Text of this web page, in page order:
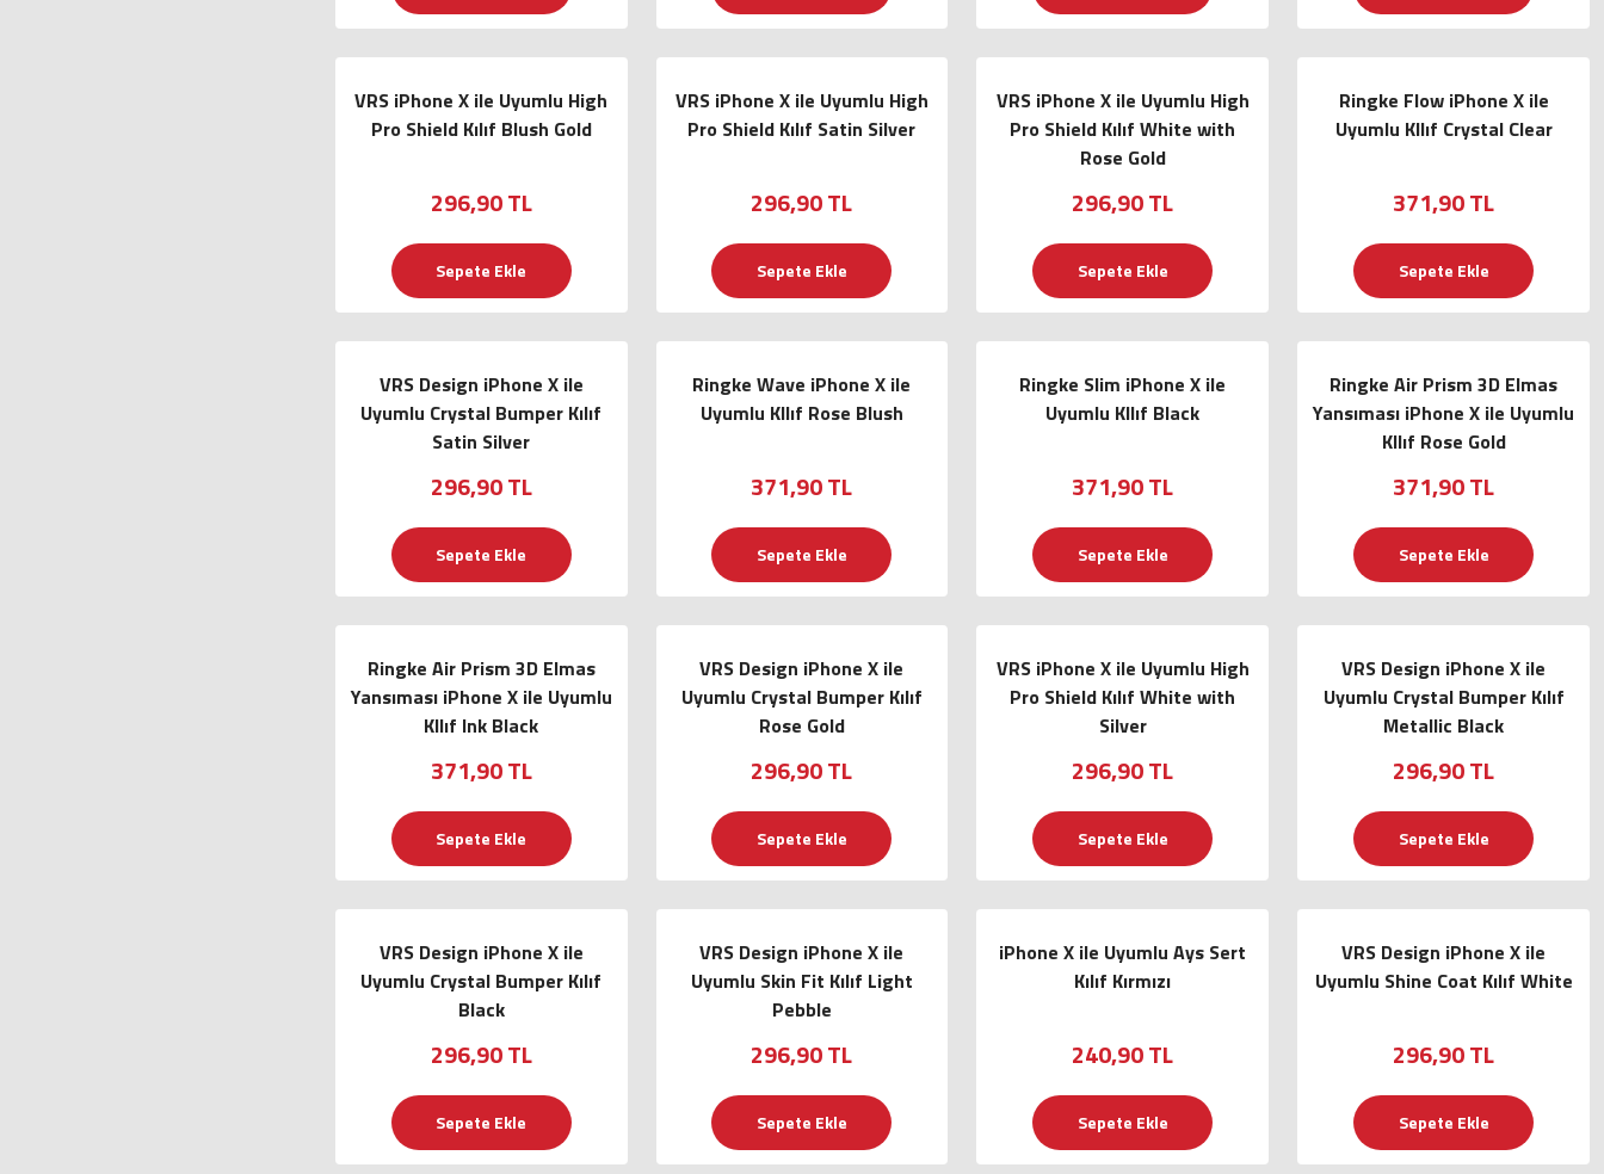
VRS iPhone X ile Uyumlu High
Pro Shield Kılıf Blush Gold
296,90 TL
Sepete Ekle
VRS iPhone X ile Uyumlu High
Pro Shield Kılıf Satin Silver
296,90 TL
Sepete Ekle
VRS iPhone X ile Uyumlu High
Pro Shield Kılıf White with
Rose Gold
296,90 TL
Sepete Ekle
Ringke Flow iPhone X ile
Uyumlu KIlıf Crystal Clear
371,90 TL
Sepete Ekle
VRS Design iPhone X ile
Uyumlu Crystal Bumper Kılıf
Satin Silver
296,90 TL
Sepete Ekle
Ringke Wave iPhone X ile
Uyumlu KIlıf Rose Blush
371,90 TL
Sepete Ekle
Ringke Slim iPhone X ile
Uyumlu KIlıf Black
371,90 TL
Sepete Ekle
Ringke Air Prism 3D Elmas
Yansıması iPhone X ile Uyumlu
KIlıf Rose Gold
371,90 TL
Sepete Ekle
Ringke Air Prism 3D Elmas
Yansıması iPhone X ile Uyumlu
KIlıf Ink Black
371,90 TL
Sepete Ekle
VRS Design iPhone X ile
Uyumlu Crystal Bumper Kılıf
Rose Gold
296,90 TL
Sepete Ekle
VRS iPhone X ile Uyumlu High
Pro Shield Kılıf White with
Silver
296,90 TL
Sepete Ekle
VRS Design iPhone X ile
Uyumlu Crystal Bumper Kılıf
Metallic Black
296,90 TL
Sepete Ekle
VRS Design iPhone X ile
Uyumlu Crystal Bumper Kılıf
Black
296,90 TL
Sepete Ekle
VRS Design iPhone X ile
Uyumlu Skin Fit Kılıf Light
Pebble
296,90 TL
Sepete Ekle
iPhone X ile Uyumlu Ays Sert
Kılıf Kırmızı
240,90 TL
Sepete Ekle
VRS Design iPhone X ile
Uyumlu Shine Coat Kılıf White
296,90 TL
Sepete Ekle